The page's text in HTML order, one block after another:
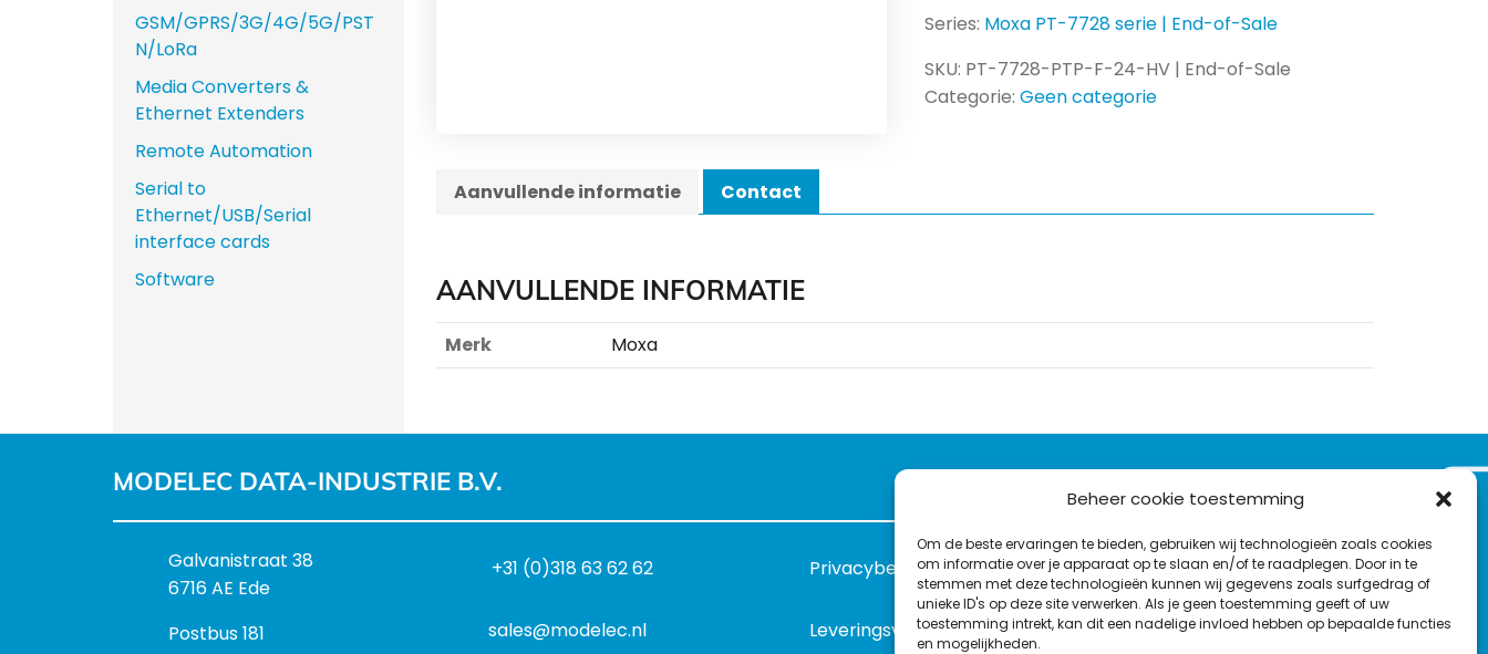
Beheer cookie toestemming
Om de beste ervaringen te bieden, gebruiken wij technologieën zoals cookies
om informatie over je apparaat op te slaan en/of te raadplegen. Door in te
stemmen met deze technologieën kunnen wij gegevens zoals surfgedrag of
unieke ID's op deze site verwerken. Als je geen toestemming geeft of uw
toestemming intrekt, kan dit een nadelige invloed hebben op bepaalde functies
en mogelijkheden.
Series: Moxa PT-7728 serie | End-of-Sale
SKU: PT-7728-PTP-F-24-HV | End-of-Sale
Categorie:Geen categorie
Aanvullende informatie Contact
AANVULLENDE INFORMATIE
Merk Moxa
GSM/GPRS/3G/4G/5G/PST
N/LoRa
Media Converters &
Ethernet Extenders
Remote Automation
Serial to
Ethernet/USB/Serial
interface cards
Software
MODELEC DATA-INDUSTRIE B.V.
B
e
o
Galvanistraat 38
6716 AE Ede
P
Postbus 181
+31 (0)318 63 62 62
sales@modelec.nl
Privacybeleid
Leveringsvoorwaarden
VOLG ONS OP:
L
i
nT
w
F
a
c
Y
o
u
C
o
n